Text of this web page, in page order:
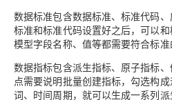
数据标准包含数据标准、标准代码
标准和标准代码设置好之后，可以
模型字段名称、值等都需要符合标准
数据指标包含派生指标、原子指标
点需要说明批量创建指标，勾选构
词、时间周期，就可以生成一系列